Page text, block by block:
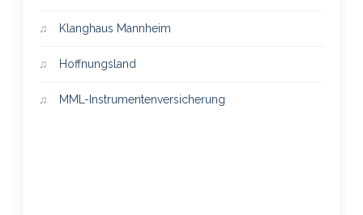
Klanghaus Mannheim
Hoffnungsland
MML-Instrumentenversicherung